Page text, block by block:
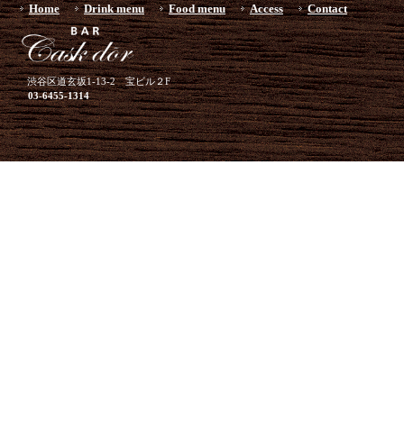
Home Drink menu Food menu Access Contact
渋谷区道玄坂1-13-2 宝ビル２F
03-6455-1314